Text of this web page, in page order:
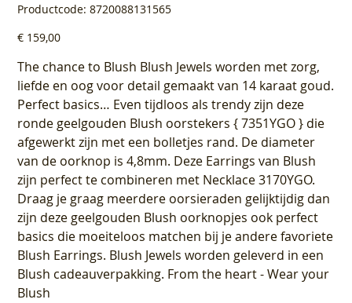
Productcode: Productcode
8720088131565
8720088131565
Prijs
€ 159,00
The chance to Blush Blush Jewels worden met zorg,
liefde en oog voor detail gemaakt van 14 karaat goud.
Perfect basics… Even tijdloos als trendy zijn deze
ronde geelgouden Blush oorstekers { 7351YGO } die
afgewerkt zijn met een bolletjes rand. De diameter
van de oorknop is 4,8mm. Deze Earrings van Blush
zijn perfect te combineren met Necklace 3170YGO.
Draag je graag meerdere oorsieraden gelijktijdig dan
zijn deze geelgouden Blush oorknopjes ook perfect
basics die moeiteloos matchen bij je andere favoriete
Blush Earrings. Blush Jewels worden geleverd in een
Blush cadeauverpakking. From the heart - Wear your
Blush